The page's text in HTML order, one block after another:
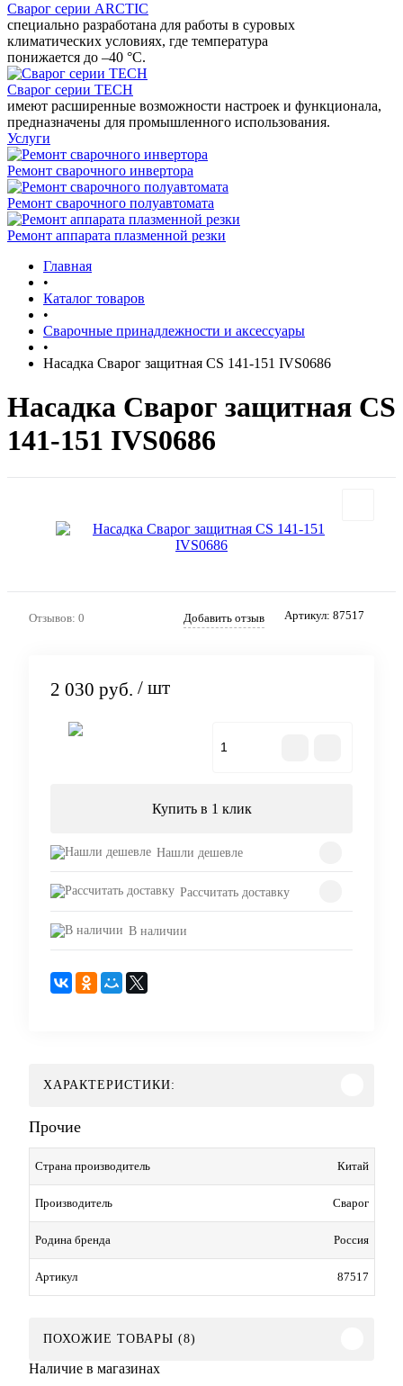
Сварог серии ARCTIC
специально разработана для работы в суровых
климатических условиях, где температура
понижается до –40 °С.
Сварог серии TECH
имеют расширенные возможности настроек и функционала,
предназначены для промышленного использования.
Услуги
Ремонт сварочного инвертора
Ремонт сварочного полуавтомата
Ремонт аппарата плазменной резки
Главная
•
Каталог товаров
•
Сварочные принадлежности и аксессуары
•
Насадка Сварог защитная CS 141-151 IVS0686
Насадка Сварог защитная CS
141-151 IVS0686
Отзывов: 0 Добавить отзыв Артикул: 87517
2 030 руб. / шт
Купить в 1 клик
Нашли дешевле
Рассчитать доставку
В наличии
ХАРАКТЕРИСТИКИ:
Прочие
Страна производитель Китай
Производитель Сварог
Родина бренда Россия
Артикул 87517
ПОХОЖИЕ ТОВАРЫ (8)
Наличие в магазинах